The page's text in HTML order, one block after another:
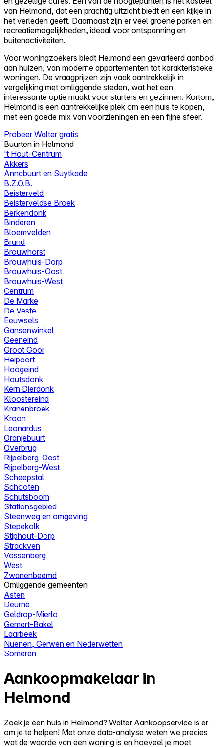
Reviews
Prijzen
Log in
Probeer Walter gratis
van Helmond, dat een prachtig uitzicht biedt en een kijkje in
het verleden geeft. Daarnaast zijn er veel groene parken en
recreatiemogelijkheden, ideaal voor ontspanning en
buitenactiviteiten.
Voor woningzoekers biedt Helmond een gevarieerd aanbod
aan huizen, van moderne appartementen tot karakteristieke
woningen. De vraagprijzen zijn vaak aantrekkelijk in
vergelijking met omliggende steden, wat het een
interessante optie maakt voor starters en gezinnen. Kortom,
Helmond is een aantrekkelijke plek om een huis te kopen,
met een goede mix van voorzieningen en een fijne sfeer.
Probeer Walter gratis
Buurten in Helmond
't Hout-Centrum
Akkers
Annabuurt en Suytkade
B.Z.O.B.
Beisterveld
Beisterveldse Broek
Berkendonk
Binderen
Bloemvelden
Brand
Brouwhorst
Brouwhuis-Dorp
Brouwhuis-Oost
Brouwhuis-West
Centrum
De Marke
De Veste
Eeuwsels
Gansenwinkel
Geeneind
Groot Goor
Heipoort
Hoogeind
Houtsdonk
Kern Dierdonk
Kloostereind
Kranenbroek
Kroon
Leonardus
Oranjebuurt
Overbrug
Rijpelberg-Oost
Rijpelberg-West
Scheepstal
Schooten
Schutsboom
Stationsgebied
Steenweg en omgeving
Stepekolk
Stiphout-Dorp
Straakven
Vossenberg
West
Zwanenbeemd
Omliggende gemeenten
Asten
Deurne
Geldrop-Mierlo
Gemert-Bakel
Laarbeek
Nuenen, Gerwen en Nederwetten
Someren
Aankoopmakelaar in
Helmond
Zoek je een huis in Helmond? Walter Aankoopservice is er
om je te helpen! Met onze data-analyse weten we precies
wat de waarde van een woning is en hoeveel je moet